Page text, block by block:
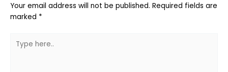
Your email address will not be published. Required fields are
marked *
here..